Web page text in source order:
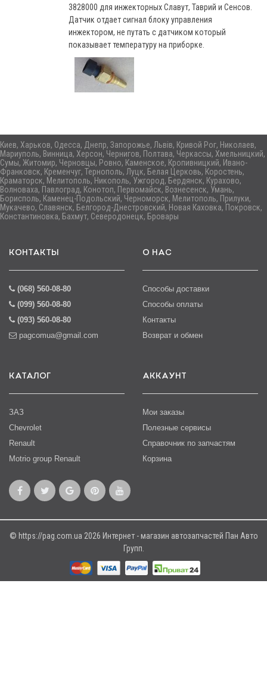
3828000 для инжекторных Славут, Таврий и Сенсов.
Датчик отдает сигнал блоку управления
инжектором, не путать с датчиком который
показывает температуру на приборке.
Киев, Харьков, Одесса, Днепр, Запорожье, Львів, Кривой Рог, Николаев,
Мариуполь, Винница, Херсон, Чернигов, Полтава, Черкассы, Хмельницкий,
Сумы, Житомир, Черновцы, Ровно, Каменское, Кропивницкий, Ивано-
Франковск, Кременчуг, Тернополь, Луцк, Белая Церковь, Коростень,
Краматорск, Мелитополь, Никополь, Ужгород, Бердянск, Курахово,
Волноваха, Павлоград, Конотоп, Первомайск, Вознесенск, Умань,
Борисполь, Каменец-Подольский, Черноморск, Мелитополь, Прилуки,
Мукачево, Славянск, Белгород-Днестровский, Новая Каховка, Покровск,
Константиновка, Бахмут, Северодонецк, Бровары
КОНТАКТЫ
(068) 560-08-80
(099) 560-08-80
(093) 560-08-80
pagcomua@gmail.com
О НАС
Способы доставки
Способы оплаты
Контакты
Возврат и обмен
КАТАЛОГ
ЗАЗ
Chevrolet
Renault
Motrio group Renault
АККАУНТ
Мои заказы
Полезные сервисы
Справочник по запчастям
Корзина
© https://pag.com.ua 2026 Интернет - магазин автозапчастей Пан Авто
Групп.